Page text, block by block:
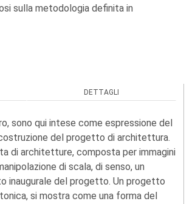
sulla metodologia definita in
DETTAGLI
sono qui intese come espressione del
del progetto di architettura.
di architetture, composta per immagini
di scala, di senso, un
inaugurale del progetto. Un progetto
si mostra come una forma del